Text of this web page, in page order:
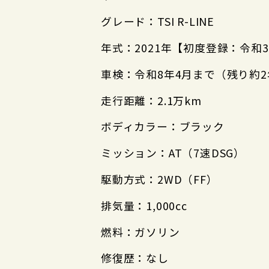
グレード：TSI R-LINE
年式：2021年【初度登録：令和3
車検：令和8年4月まで（残り約2
走行距離：2.1万km
ボディカラー：ブラック
ミッション：AT（7速DSG）
駆動方式：2WD（FF）
排気量：1,000cc
燃料：ガソリン
修復歴：なし